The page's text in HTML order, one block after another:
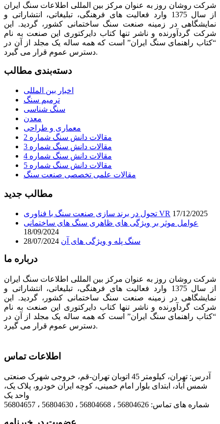
شرکت روشان روز به عنوان مرکز بین المللی اطلاعات سنگ ایران
از سال 1375 وارد فعالیت های فرهنگی، تبلیغاتی، انتشاراتی و
نمایشگاهی در زمینه صنعت سنگ ساختمانی کشور، گردید. این
شرکت گردآورنده و ناشر تنها کتاب دایرکتوری این صنعت به نام
“کتاب راهنمای سنگ ایران” است که همه ساله یک مجلد از آن در
دسترس عموم قرار می گیرد.
دسته‌بندی مطالب
اخبار بین المللی
ترمیم سنگ
سنگ شناسی
معدن
معماری و طراحی
مقالات دانش سنگ شماره 2
مقالات دانش سنگ شماره 3
مقالات دانش سنگ شماره 4
مقالات دانش سنگ شماره 5
مقالات علمی تخصصی صنعت سنگ
مطالب جدید
تحول در برند سازی صنعت سنگ با فناوری VR 17/12/2025
عوامل موثر بر ویژگی های ظاهری سنگ های ساختمانی
18/09/2024
سنگ پله و ویژگی های آن 28/07/2024
درباره ما
شرکت روشان روز به عنوان مرکز بین المللی اطلاعات سنگ ایران
از سال 1375 وارد فعالیت های فرهنگی، تبلیغاتی، انتشاراتی و
نمایشگاهی در زمینه صنعت سنگ ساختمانی کشور، گردید. این
شرکت گردآورنده و ناشر تنها کتاب دایرکتوری این صنعت به نام
“کتاب راهنمای سنگ ایران” است که همه ساله یک مجلد از آن در
دسترس عموم قرار می گیرد.
اطلاعات تماس
آدرس: تهران، کیلومتر 45 اتوبان تهران-قم، خروجی شهرک صنعتی
شمس آباد، ابتدای بلوار امام خمینی، کوچه ایران خودرو، پلاک یک،
واحد یک
شماره های تماس: 56804626 ، 56804668 ، 56804630 ، 56804657